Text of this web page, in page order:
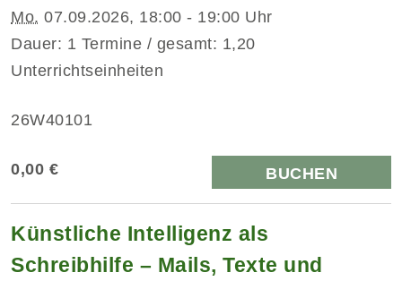
Mo. 07.09.2026, 18:00 - 19:00 Uhr
Dauer: 1 Termine / gesamt: 1,20
Unterrichtseinheiten
26W40101
0,00 € BUCHEN
Künstliche Intelligenz als
Schreibhilfe – Mails, Texte und